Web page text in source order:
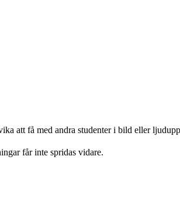
att få med andra studenter i bild eller
får inte spridas vidare.